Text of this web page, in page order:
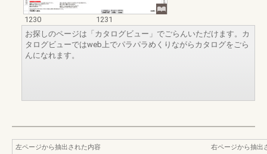
1230
1231
お探しのページは「カタログビュー」でごらんいただけます。カ
タログビューではweb上でパラパラめくりながらカタログをごら
んになれます。
左ページから抽出された内容
右ページから抽出